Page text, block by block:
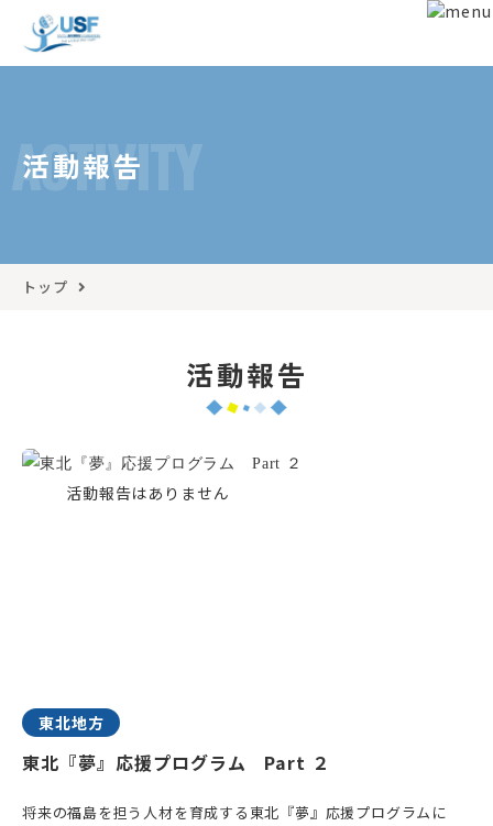
ACTIVITY
活動報告
トップ
活動報告
東北地方
東北『夢』応援プログラム Part ２
将来の福島を担う人材を育成する東北『夢』応援プログラムに